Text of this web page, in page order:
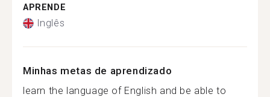
APRENDE
Inglês
Minhas metas de aprendizado
learn the language of English and be able to